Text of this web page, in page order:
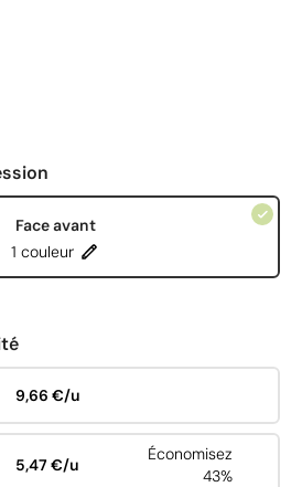
Face avant
1 couleur
9,66 €/u
5,47 €/u
Économisez
43%